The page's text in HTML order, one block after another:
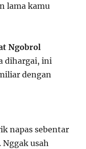
lama kamu
Ngobrol
dihargai, ini
dengan
napas sebentar
usah